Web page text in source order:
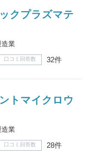
クプラズマテ
造業
口コミ回答数 32件
トマイクロウ
造業
口コミ回答数 28件